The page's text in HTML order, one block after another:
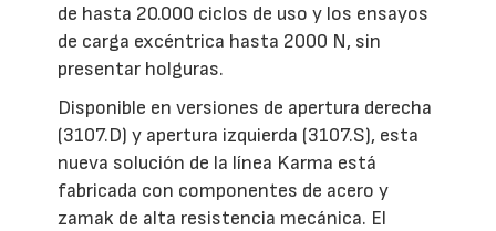
de hasta 20.000 ciclos de uso y los ensayos
de carga excéntrica hasta 2000 N, sin
presentar holguras.
Disponible en versiones de apertura derecha
(3107.D) y apertura izquierda (3107.S), esta
nueva solución de la línea Karma está
fabricada con componentes de acero y
zamak de alta resistencia mecánica. El